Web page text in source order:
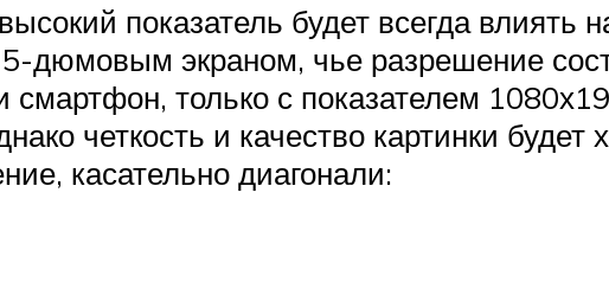
показатель будет всегда влиять
дюмовым экраном, чье разрешение
смартфон, только с показателем
четкость и качество картинки будет
касательно диагонали: